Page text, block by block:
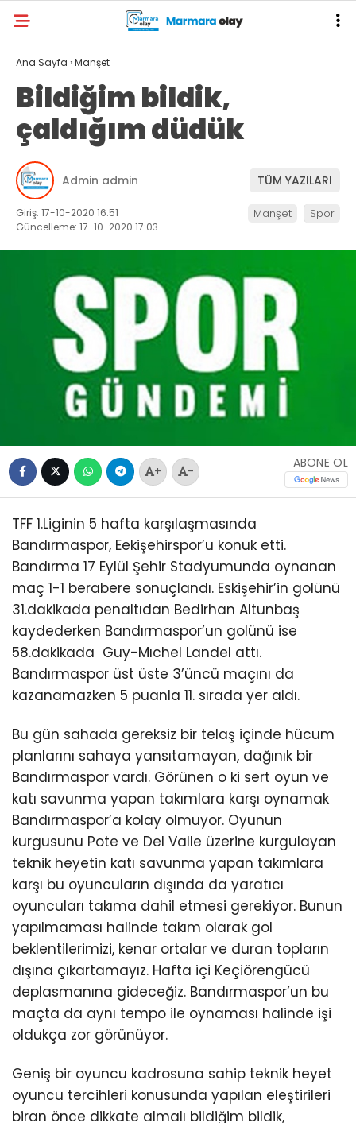
Ana Sayfa ›Manşet
Bildiğim bildik,
çaldığım düdük
Admin admin TÜM YAZILARI
Giriş: 17-10-2020 16:51
Güncelleme: 17-10-2020 17:03
Manşet Spor
+ -
ABONE OL
TFF 1.Liginin 5 hafta karşılaşmasında
Bandırmaspor, Eekişehirspor’u konuk etti.
Bandırma 17 Eylül Şehir Stadyumunda oynanan
maç 1-1 berabere sonuçlandı. Eskişehir’in golünü
31.dakikada penaltıdan Bedirhan Altunbaş
kaydederken Bandırmaspor’un golünü ise
58.dakikada Guy-Mıchel Landel attı.
Bandırmaspor üst üste 3’üncü maçını da
kazanamazken 5 puanla 11. sırada yer aldı.
Bu gün sahada gereksiz bir telaş içinde hücum
planlarını sahaya yansıtamayan, dağınık bir
Bandırmaspor vardı. Görünen o ki sert oyun ve
katı savunma yapan takımlara karşı oynamak
Bandırmaspor’a kolay olmuyor. Oyunun
kurgusunu Pote ve Del Valle üzerine kurgulayan
teknik heyetin katı savunma yapan takımlara
karşı bu oyuncuların dışında da yaratıcı
oyuncuları takıma dahil etmesi gerekiyor. Bunun
yapılmaması halinde takım olarak gol
beklentilerimizi, kenar ortalar ve duran topların
dışına çıkartamayız. Hafta içi Keçiörengücü
deplasmanına gideceğiz. Bandırmaspor’un bu
maçta da aynı tempo ile oynaması halinde işi
oldukça zor görünüyor.
Geniş bir oyuncu kadrosuna sahip teknik heyet
oyuncu tercihleri konusunda yapılan eleştirileri
biran önce dikkate almalı bildiğim bildik,